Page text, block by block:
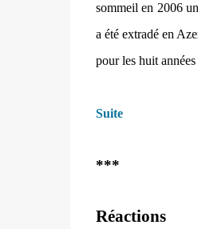
sommeil en 2006
a été extradé en
pour les huit
Suite
***
Réactions